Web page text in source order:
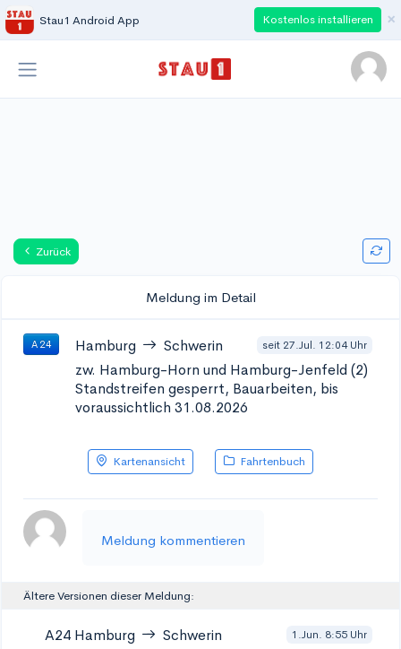
Stau1 Android App Kostenlos installieren ×
Zurück
Meldung im Detail
A 24 Hamburg Schwerin seit 27.Jul. 12:04 Uhr
zw. Hamburg-Horn und Hamburg-Jenfeld (2)
Standstreifen gesperrt, Bauarbeiten, bis
voraussichtlich 31.08.2026
Kartenansicht Fahrtenbuch
Meldung kommentieren
Ältere Versionen dieser Meldung:
A24 Hamburg Schwerin 1.Jun. 8:55 Uhr